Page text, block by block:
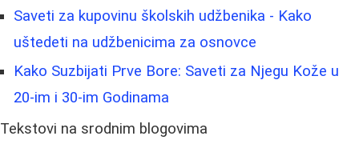
Saveti za kupovinu školskih udžbenika - Kako
uštedeti na udžbenicima za osnovce
Kako Suzbijati Prve Bore: Saveti za Njegu Kože u
20-im i 30-im Godinama
Tekstovi na srodnim blogovima